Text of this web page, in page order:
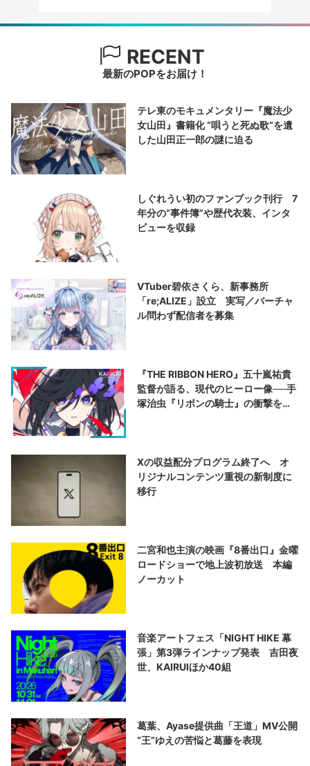
RECENT
最新のPOPをお届け！
テレ東のモキュメンタリー『魔法少
女山田』書籍化 “唄うと死ぬ歌”を遺
した山田正一郎の謎に迫る
しぐれうい初のファンブック刊行 7
年分の“事件簿”や歴代衣装、インタ
ビューを収録
VTuber碧依さくら、新事務所
「re;ALIZE」設立 実写／バーチャ
ル問わず配信者を募集
『THE RIBBON HERO』五十嵐祐貴
監督が語る、現代のヒーロー像──手
塚治虫『リボンの騎士』の衝撃を再
Xの収益配分プログラム終了へ オ
リジナルコンテンツ重視の新制度に
移行
二宮和也主演の映画『8番出口』金曜
ロードショーで地上波初放送 本編
ノーカット
音楽アートフェス「NIGHT HIKE 幕
張」第3弾ラインナップ発表 吉田夜
世、KAIRUIほか40組
葛葉、Ayase提供曲「王道」MV公開
“王”ゆえの苦悩と葛藤を表現